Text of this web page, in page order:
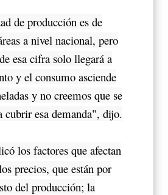
de producción es de
a nivel nacional, pero
esa cifra solo llegará a
y el consumo asciende
y no creemos que se
cubrir esa demanda", dijo.
los factores que afectan
precios, que están por
del producción; la